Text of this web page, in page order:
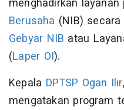
menghadirkan layanan
Berusaha (NIB)
Gebyar NIB atau
(Laper OI).
Kepala DPTSP Ogan Ilir
mengatakan program